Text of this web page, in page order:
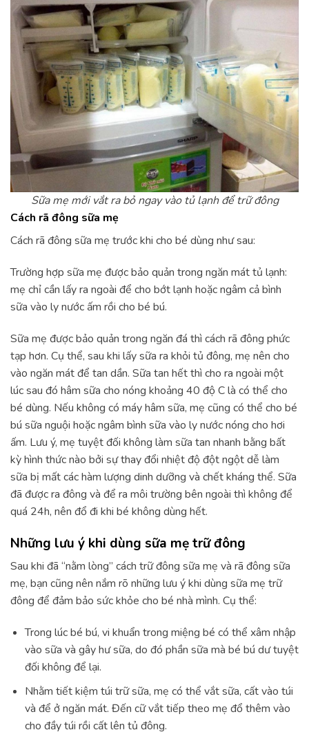
Sữa mẹ mới vắt ra bỏ ngay vào tủ lạnh để trữ đông
Cách rã đông sữa mẹ
Cách rã đông sữa mẹ trước khi cho bé dùng như sau:
Trường hợp sữa mẹ được bảo quản trong ngăn mát tủ lạnh:
mẹ chỉ cần lấy ra ngoài để cho bớt lạnh hoặc ngâm cả bình
sữa vào ly nước ấm rồi cho bé bú.
Sữa mẹ được bảo quản trong ngăn đá thì cách rã đông phức
tạp hơn. Cụ thể, sau khi lấy sữa ra khỏi tủ đông, mẹ nên cho
vào ngăn mát để tan dần. Sữa tan hết thì cho ra ngoài một
lúc sau đó hâm sữa cho nóng khoảng 40 độ C là có thể cho
bé dùng. Nếu không có máy hâm sữa, mẹ cũng có thể cho bé
bú sữa nguội hoặc ngâm bình sữa vào ly nước nóng cho hơi
ấm. Lưu ý, mẹ tuyệt đối không làm sữa tan nhanh bằng bất
kỳ hình thức nào bởi sự thay đổi nhiệt độ đột ngột dễ làm
sữa bị mất các hàm lượng dinh dưỡng và chết kháng thể. Sữa
đã được ra đông và để ra môi trường bên ngoài thì không để
quá 24h, nên đổ đi khi bé không dùng hết.
Những lưu ý khi dùng sữa mẹ trữ đông
Sau khi đã “nằm lòng” cách trữ đông sữa mẹ và rã đông sữa
mẹ, bạn cũng nên nắm rõ những lưu ý khi dùng sữa mẹ trữ
đông để đảm bảo sức khỏe cho bé nhà mình. Cụ thể:
Trong lúc bé bú, vi khuẩn trong miệng bé có thể xâm nhập
vào sữa và gây hư sữa, do đó phần sữa mà bé bú dư tuyệt
đối không để lại.
Nhằm tiết kiệm túi trữ sữa, mẹ có thể vắt sữa, cất vào túi
và để ở ngăn mát. Đến cữ vắt tiếp theo mẹ đổ thêm vào
cho đầy túi rồi cất lên tủ đông.